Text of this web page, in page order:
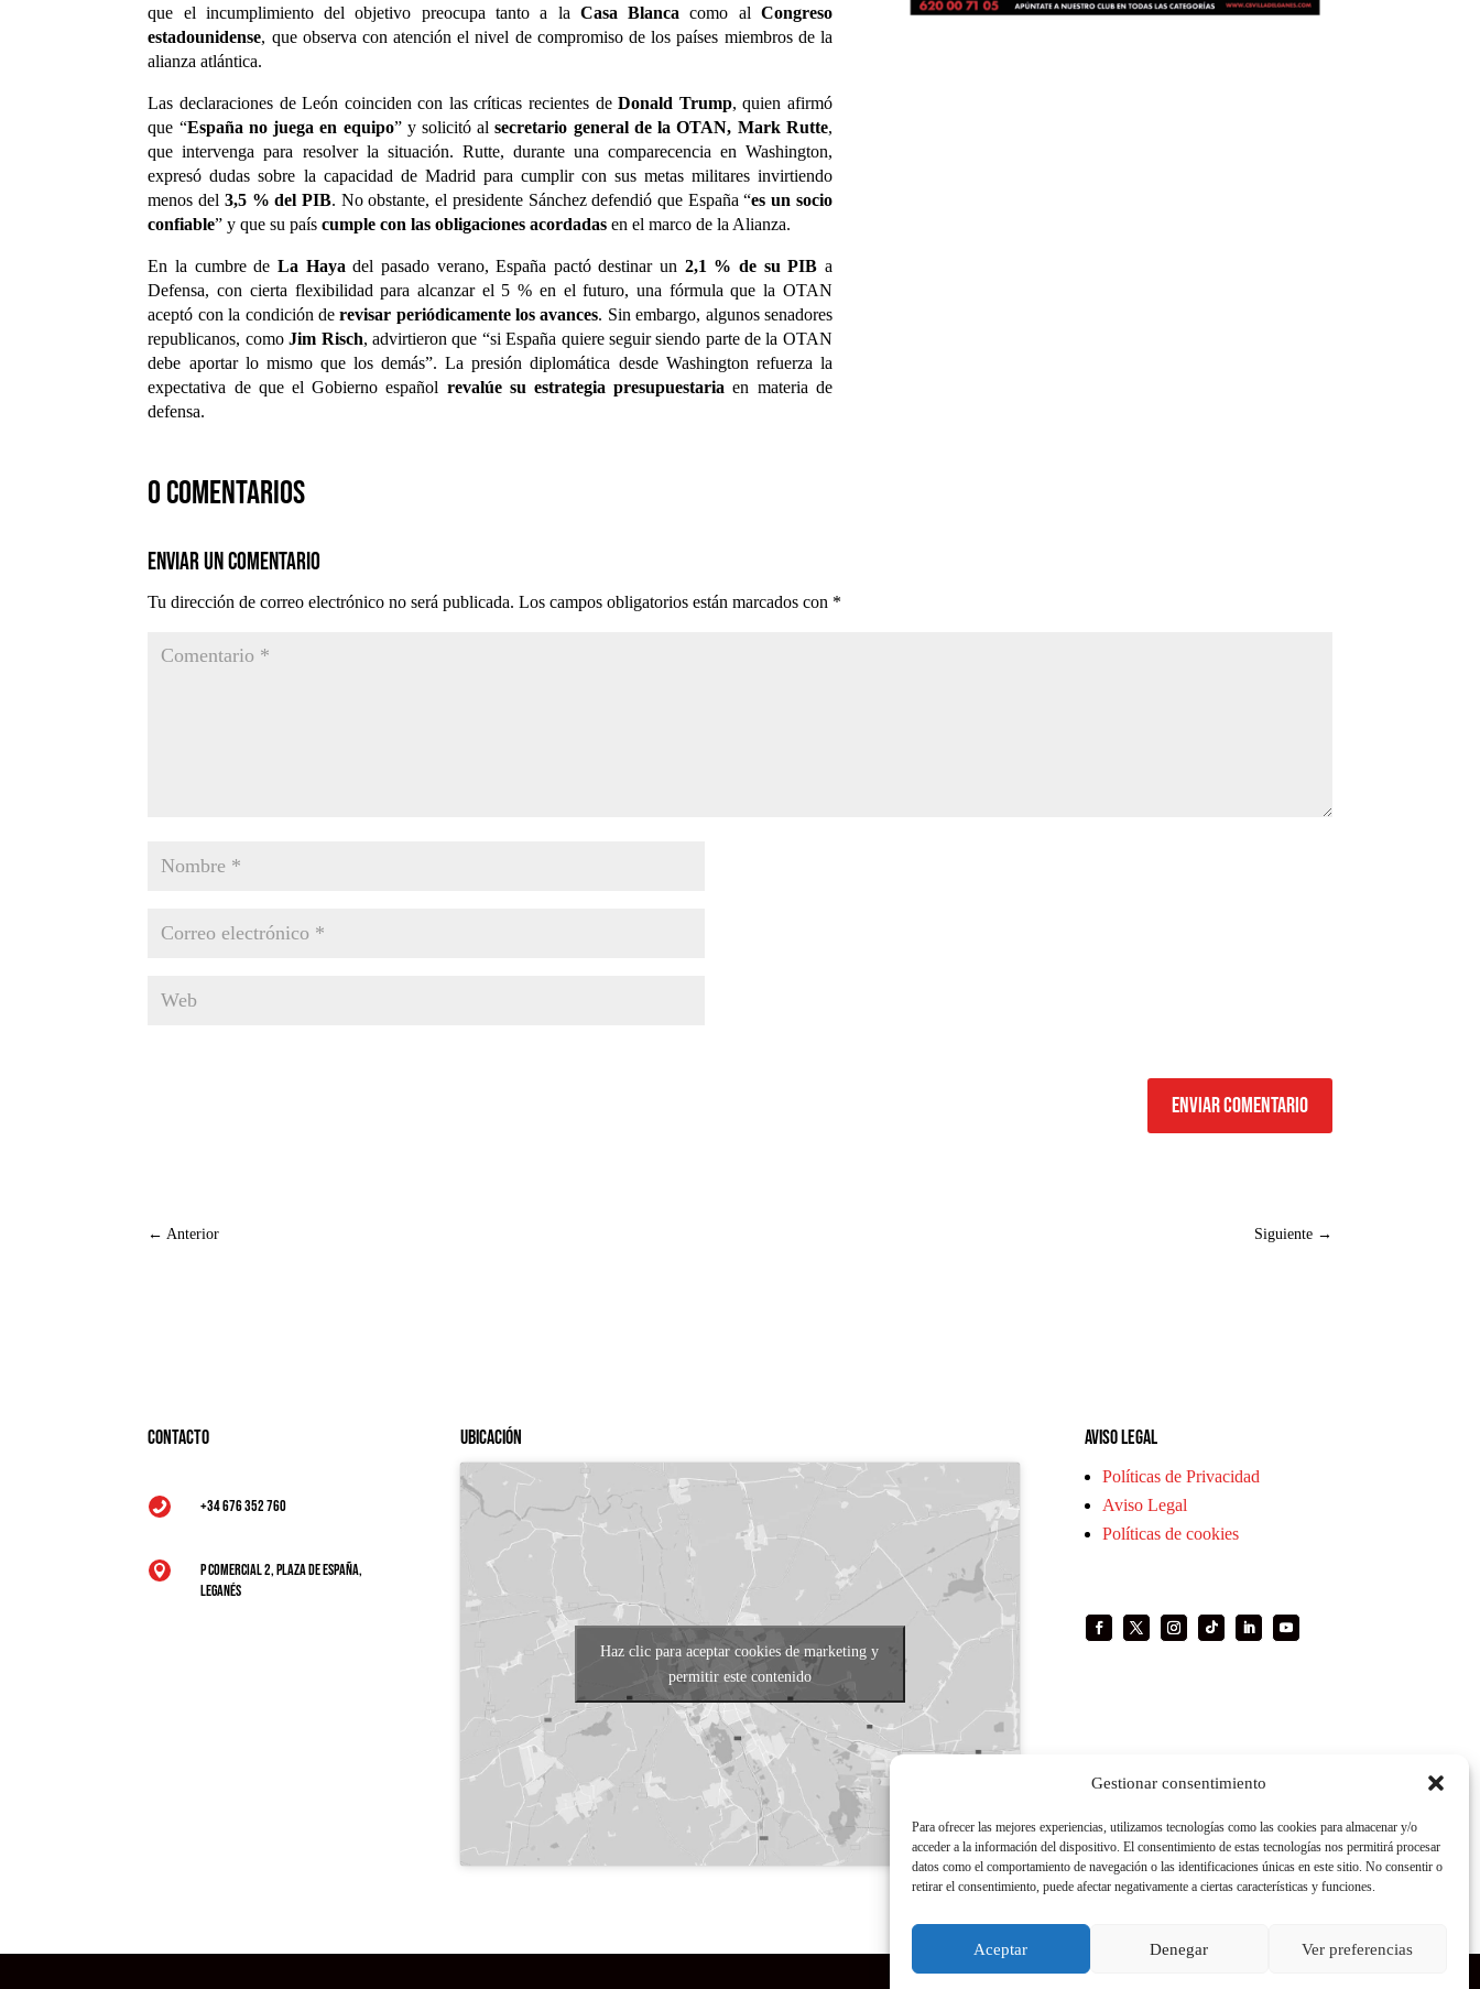
Gestionar consentimiento
Para ofrecer las mejores experiencias, utilizamos tecnologías como las cookies para almacenar y/o
acceder a la información del dispositivo. El consentimiento de estas tecnologías nos permitirá procesar
datos como el comportamiento de navegación o las identificaciones únicas en este sitio. No consentir o
retirar el consentimiento, puede afectar negativamente a ciertas características y funciones.
Aceptar Denegar Ver preferencias
que el incumplimiento del objetivo preocupa tanto a la Casa Blanca como al Congreso
estadounidense, que observa con atención el nivel de compromiso de los países miembros de la
alianza atlántica.
Las declaraciones de León coinciden con las críticas recientes deDonald Trump, quien afirmó
que “España no juega en equipo” y solicitó alsecretario general de la OTAN, Mark Rutte,
que intervenga para resolver la situación. Rutte, durante una comparecencia en Washington,
expresó dudas sobre la capacidad de Madrid para cumplir con sus metas militares invirtiendo
menos del 3,5 % del PIB. No obstante, el presidente Sánchez defendió que España “es un socio
confiable” y que su paíscumple con las obligaciones acordadas en el marco de la Alianza.
En la cumbre de La Haya del pasado verano, España pactó destinar un 2,1 % de su PIB a
Defensa, con cierta flexibilidad para alcanzar el 5 % en el futuro, una fórmula que la OTAN
aceptó con la condición derevisar periódicamente los avances. Sin embargo, algunos senadores
republicanos, comoJim Risch, advirtieron que “si España quiere seguir siendo parte de la OTAN
debe aportar lo mismo que los demás”. La presión diplomática desde Washington refuerza la
expectativa de que el Gobierno español revalúe su estrategia presupuestaria en materia de
defensa.
0 comentarios
Enviar un comentario
Tu dirección de correo electrónico no será publicada. Los campos obligatorios están marcados con *
Enviar comentario
← Anterior Siguiente→
Contacto
 +34 676 352 760

P Comercial 2, Plaza de España,
Leganés
Ubicación
Haz clic para aceptar cookies de marketing y
permitir este contenido
Aviso legal
Políticas de Privacidad
Aviso Legal
Políticas de cookies